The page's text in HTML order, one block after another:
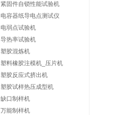
紧固件自锁性能试验机
电容器纸导电点测试仪
电弱点试验机
导热率试验机
塑胶混炼机
塑料橡胶注模机_压片机
塑胶反应式挤出机
塑胶试样热压成型机
缺口制样机
万能制样机